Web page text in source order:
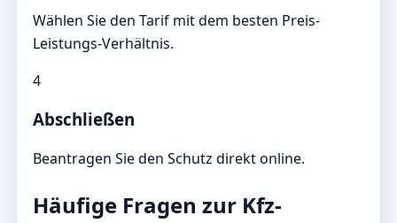
Wählen Sie den Tarif mit dem besten Preis-
Leistungs-Verhältnis.
4
Abschließen
Beantragen Sie den Schutz direkt online.
Häufige Fragen zur Kfz-